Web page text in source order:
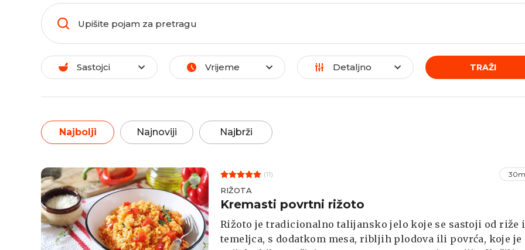
Sastojci Vrijeme Detaljno TRAŽI
Najbolji Najnoviji Najbrži
(11)
RIŽOTA
Kremasti povrtni rižoto
Rižoto je tradicionalno talijansko jelo koje se sastoji od riže i
temeljca, s dodatkom mesa, ribljih plodova ili povrća, koje je